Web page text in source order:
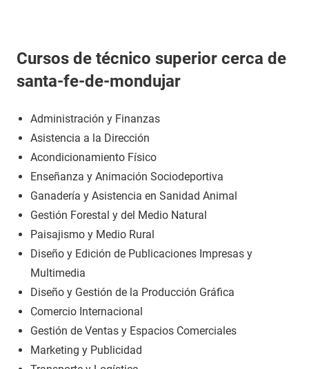
Cursos de técnico superior cerca de
santa-fe-de-mondujar
Administración y Finanzas
Asistencia a la Dirección
Acondicionamiento Físico
Enseñanza y Animación Sociodeportiva
Ganadería y Asistencia en Sanidad Animal
Gestión Forestal y del Medio Natural
Paisajismo y Medio Rural
Diseño y Edición de Publicaciones Impresas y
Multimedia
Diseño y Gestión de la Producción Gráfica
Comercio Internacional
Gestión de Ventas y Espacios Comerciales
Marketing y Publicidad